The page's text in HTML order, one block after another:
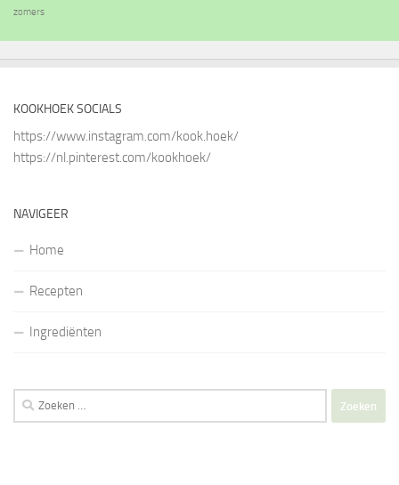
zomers
KOOKHOEK SOCIALS
https://www.instagram.com/kook.hoek/
https://nl.pinterest.com/kookhoek/
NAVIGEER
Home
Recepten
Ingrediënten
Zoeken
naar: